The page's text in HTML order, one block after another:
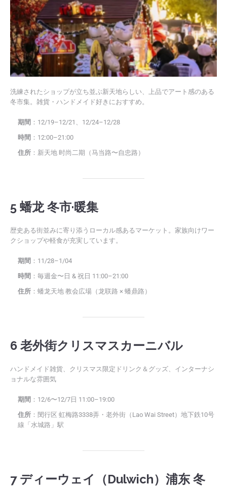
洗練されたショップが立ち並ぶ新天地らしい、上品でアート感のある
冬市集。雑貨・ハンドメイド好きにおすすめ。
期間 ：12/19–12/21、12/24–12/28
時間 ：12:00–21:00
住所 ：新天地 时尚二期（马当路〜自忠路）
5 蟠龙 冬市·暖集
歴史ある街並みに寄り添うローカル感あるマーケット。家族向けワー
クショップや軽食が充実しています。
期間 ：11/28–1/04
時間 ：毎週金〜日 & 祝日 11:00–21:00
住所 ：蟠龙天地 教会広場（龙联路 × 蟠鼎路）
6 老外街クリスマスカーニバル
ハンドメイド雑貨、クリスマス限定ドリンク＆グッズ、インターナシ
ョナルな雰囲気
期間 ：12/6〜12/7日 11:00–19:00
住所 ：閔行区 虹梅路3338弄・老外街（Lao Wai Street）地下鉄10号
線「水城路」駅
7 ディーウェイ（Dulwich）浦东 冬